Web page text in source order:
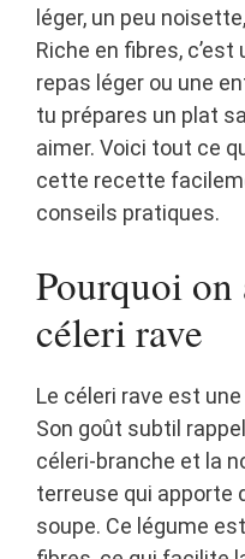
léger, un peu
Riche en fibres,
repas léger ou une
tu prépares un plat
aimer. Voici tout ce
cette recette
conseils pratiques.
Pourquoi on
céleri rave
Le céleri rave est
Son goût subtil
céleri-branche et la
terreuse qui apporte
soupe. Ce légume